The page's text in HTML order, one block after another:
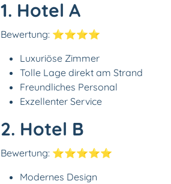
1. Hotel A
Bewertung: ⭐️⭐️⭐️⭐️
Luxuriöse Zimmer
Tolle Lage direkt am Strand
Freundliches Personal
Exzellenter Service
2. Hotel B
Bewertung: ⭐️⭐️⭐️⭐️⭐️
Modernes Design